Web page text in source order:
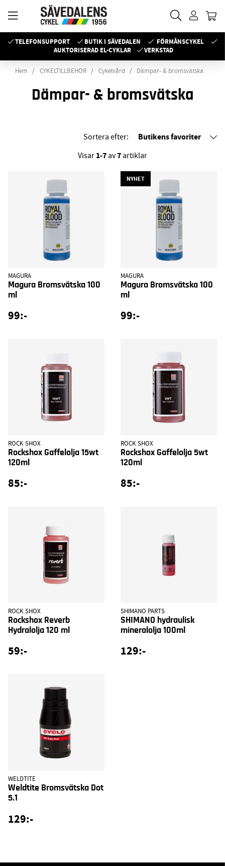
TELEFONSUPPORT BUTIK I SÄVEDALEN
FÖRMÅNSCYKEL
AUKTORISERAD EL-CYKLAR
VERKSTAD
Hem CYKELTILLBEHÖR Cykelvård Dämpar- & bromsvätska
Dämpar- & bromsvätska
Sortera efter: Butikens favoriter
Visar 1-7av7artiklar
MAGURA
Magura Bromsvätska 100
ml
99:-
NYHET
MAGURA
Magura Bromsvätska 100
ml
99:-
ROCK SHOX
Rockshox Gaffelolja 15wt
120ml
85:-
ROCK SHOX
Rockshox Gaffelolja 5wt
120ml
85:-
ROCK SHOX
Rockshox Reverb
Hydralolja 120 ml
59:-
SHIMANO PARTS
SHIMANO hydraulisk
mineralolja 100ml
129:-
WELDTITE
Weldtite Bromsvätska Dot
5.1
129:-